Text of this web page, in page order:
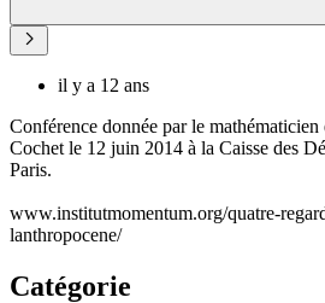
il y a 12 ans
Conférence donnée par le
Cochet le 12 juin 2014 à la Caisse des
Paris.
www.institutmomentum.org/quatre-
lanthropocene/
Catégorie